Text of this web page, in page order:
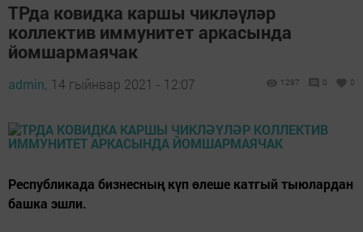
ТРда ковидка каршы чикләүләр
коллектив иммунитет аркасында
йомшармаячак
admin, 14 гыйнвар 2021 - 12:07 1297 0 0
Республикада бизнесның күп өлеше катгый тыюлардан
башка эшли.